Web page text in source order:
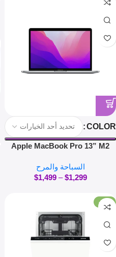
COLOR
Apple MacBook Pro 13” M2
السباحة والمرح
$1,299
–
$1,499
-81%